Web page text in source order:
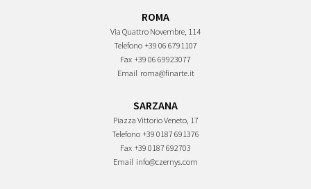
ROMA
Via Quattro Novembre, 114
Telefono +39 06 6791107
Fax +39 06 69923077
Email roma@finarte.it
SARZANA
Piazza Vittorio Veneto, 17
Telefono +39 0187 691376
Fax +39 0187 692703
Email info@czernys.com